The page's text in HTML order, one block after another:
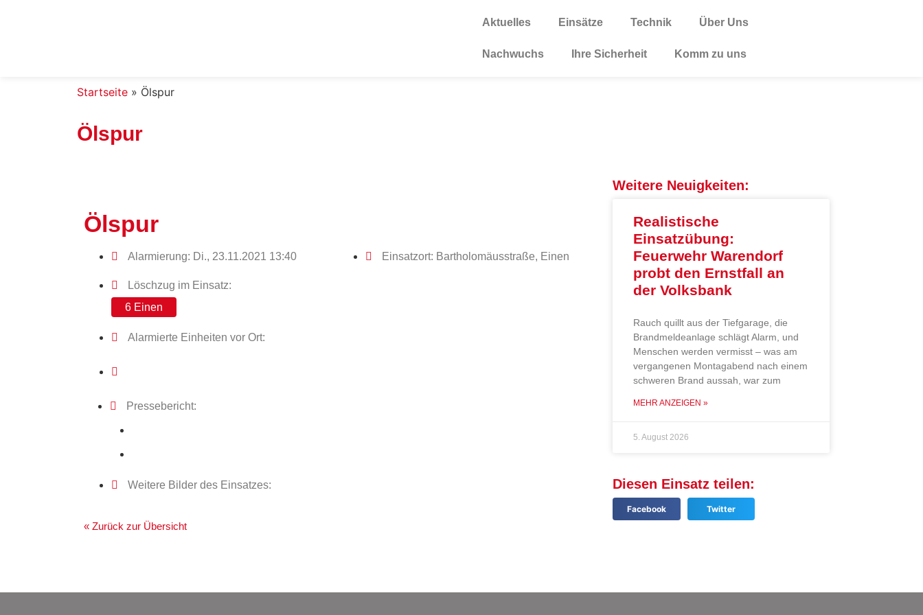
Aktuelles Einsätze Technik Über Uns
Nachwuchs Ihre Sicherheit Komm zu uns
Startseite » Ölspur
Ölspur
Ölspur
Alarmierung: Di., 23.11.2021 13:40 Einsatzort: Bartholomäusstraße, Einen
Löschzug im Einsatz:
6 Einen
Alarmierte Einheiten vor Ort:
Pressebericht:
Weitere Bilder des Einsatzes:
« Zurück zur Übersicht
Weitere Neuigkeiten:
Realistische
Einsatzübung:
Feuerwehr Warendorf
probt den Ernstfall an
der Volksbank
Rauch quillt aus der Tiefgarage, die
Brandmeldeanlage schlägt Alarm, und
Menschen werden vermisst – was am
vergangenen Montagabend nach einem
schweren Brand aussah, war zum
MEHR ANZEIGEN »
5. August 2026
Diesen Einsatz teilen:
Facebook Twitter